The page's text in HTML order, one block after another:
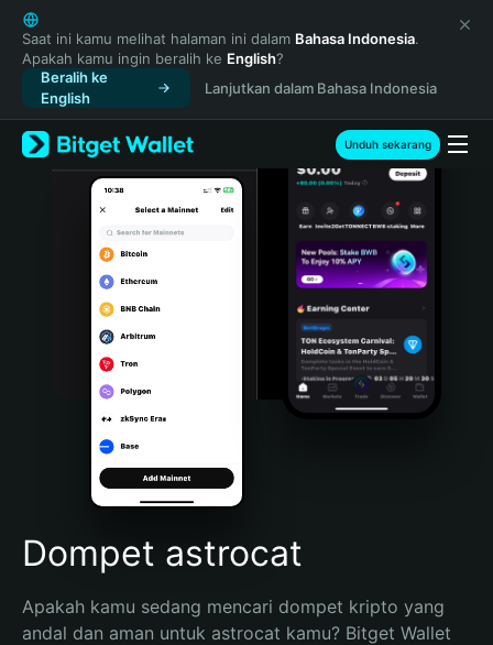
English
日本語
Tiếng Việt
Русский
Español (Latinoamérica)
Türkçe
Italiano
Português (Portugal)
Bahasa Indonesia
Português (Brasil)
Español (Argentina)
Saat ini kamu melihat halaman ini dalam Bahasa Indonesia.
Apakah kamu ingin beralih ke English?
Beralih ke
English
Lanjutkan dalam Bahasa Indonesia
Unduh sekarang
Dompet astrocat
Apakah kamu sedang mencari dompet kripto yang
andal dan aman untuk astrocat kamu? Bitget Wallet